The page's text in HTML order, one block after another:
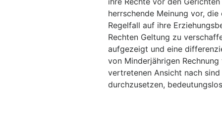
herrschende Meinung vor,
Regelfall auf ihre
Rechten Geltung zu
aufgezeigt und eine
von Minderjährigen
vertretenen Ansicht nach
durchzusetzen,